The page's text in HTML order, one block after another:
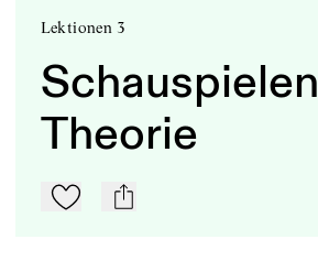
Lektionen 3
Schauspielen
Theorie
Zu Mein-TdZ hinzufügen
mail